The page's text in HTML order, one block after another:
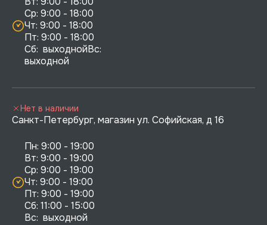
Ср: 9:00 - 18:00
Чт: 9:00 - 18:00
Пт: 9:00 - 18:00
Сб:  выходнойВс:
выходной
Санкт-Петербург, магазин ул. Софийская, д 16
Пн: 9:00 - 19:00
Вт: 9:00 - 19:00
Ср: 9:00 - 19:00
Чт: 9:00 - 19:00
Пт: 9:00 - 19:00
Сб: 11:00 - 15:00
Вс:  выходной
Нет в наличии